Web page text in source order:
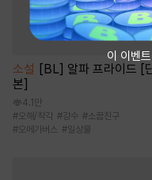
소설 [BL] 알파 프라이드 [
본]
4.1만
#오해/착각 #강수 #소꿉친구
#오메가버스 #일상물
이 이벤